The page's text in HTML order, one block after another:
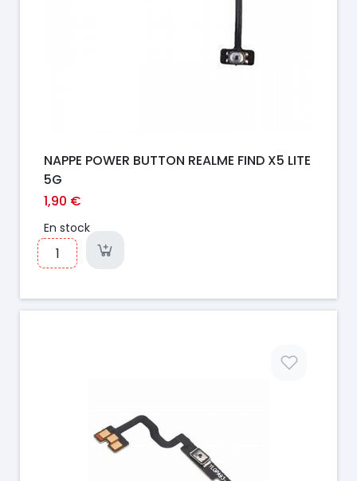
NAPPE POWER BUTTON REALME FIND X5 LITE
5G
1,90 €
En stock